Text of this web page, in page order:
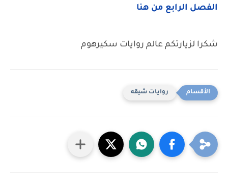
الفصل الرابع من هنا
شكرا لزيارتكم عالم روايات سكيرهوم
روايات شيقه